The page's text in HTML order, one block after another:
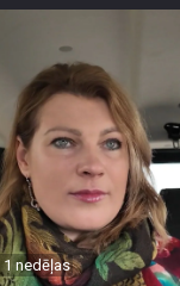
nedēļas